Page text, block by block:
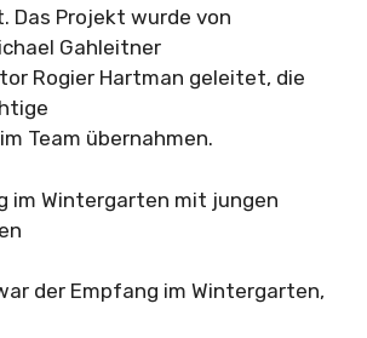
Das Projekt wurde von
Gahleitner
Rogier Hartman geleitet, die
Team übernahmen.
im Wintergarten mit jungen
der Empfang im Wintergarten,